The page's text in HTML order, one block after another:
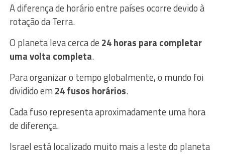
A diferença de horário entre países ocorre devido à
rotação da Terra.
O planeta leva cerca de 24 horas para completar
uma volta completa.
Para organizar o tempo globalmente, o mundo foi
dividido em 24 fusos horários.
Cada fuso representa aproximadamente uma hora
de diferença.
Israel está localizado muito mais a leste do planeta